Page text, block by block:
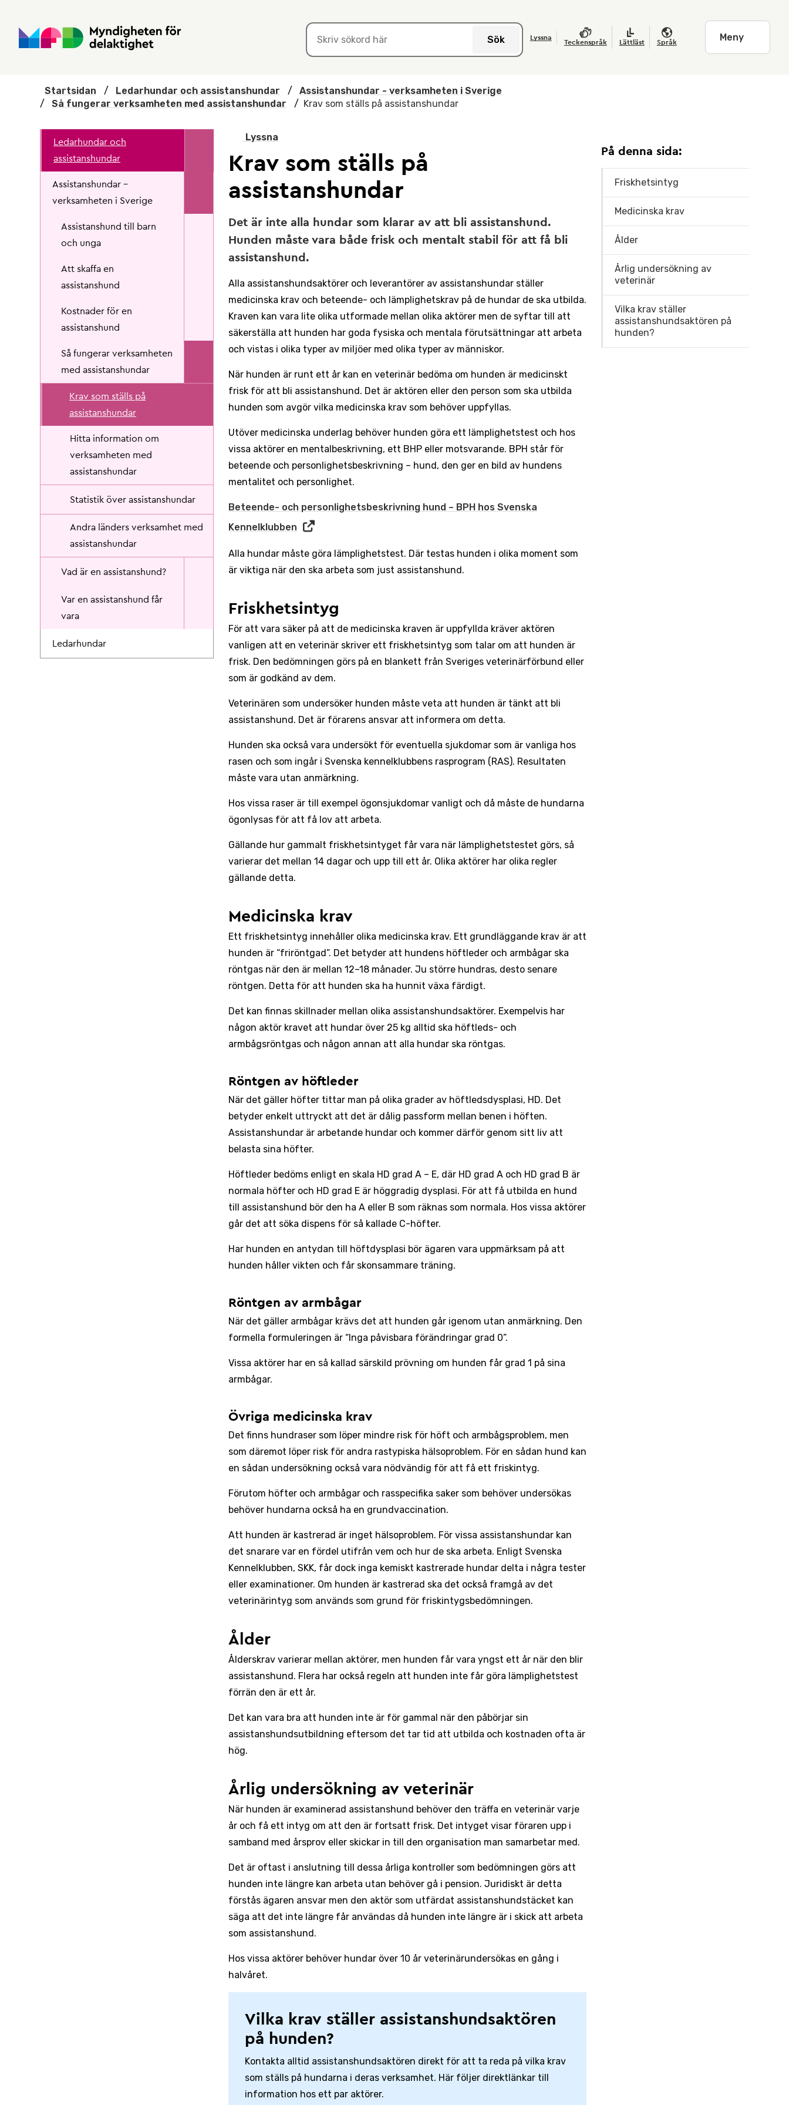
Sök Lyssna
Teckenspråk Lättläst Språk Meny
Startsidan / Ledarhundar och assistanshundar /
Assistanshundar - verksamheten i Sverige
/
Så fungerar verksamheten med assistanshundar / Krav som ställs på assistanshundar
Ledarhundar och
assistanshundar
Assistanshundar -
verksamheten i Sverige
Assistanshund till barn
och unga
Att skaffa en
assistanshund
Kostnader för en
assistanshund
Så fungerar verksamheten
med assistanshundar
Krav som ställs på
assistanshundar
Hitta information om
verksamheten med
assistanshundar
Statistik över assistanshundar
Andra länders verksamhet med
assistanshundar
Vad är en assistanshund?
Var en assistanshund får
vara
Ledarhundar
Lyssna
Krav som ställs på
assistanshundar
Det är inte alla hundar som klarar av att bli assistanshund.
Hunden måste vara både frisk och mentalt stabil för att få bli
assistanshund.
Alla assistanshundsaktörer och leverantörer av assistanshundar ställer
medicinska krav och beteende- och lämplighetskrav på de hundar de ska utbilda.
Kraven kan vara lite olika utformade mellan olika aktörer men de syftar till att
säkerställa att hunden har goda fysiska och mentala förutsättningar att arbeta
och vistas i olika typer av miljöer med olika typer av människor.
När hunden är runt ett år kan en veterinär bedöma om hunden är medicinskt
frisk för att bli assistanshund. Det är aktören eller den person som ska utbilda
hunden som avgör vilka medicinska krav som behöver uppfyllas.
Utöver medicinska underlag behöver hunden göra ett lämplighetstest och hos
vissa aktörer en mentalbeskrivning, ett BHP eller motsvarande. BPH står för
beteende och personlighetsbeskrivning – hund, den ger en bild av hundens
mentalitet och personlighet.
Beteende- och personlighetsbeskrivning hund – BPH hos Svenska
Kennelklubben
Alla hundar måste göra lämplighetstest. Där testas hunden i olika moment som
är viktiga när den ska arbeta som just assistanshund.
Friskhetsintyg
För att vara säker på att de medicinska kraven är uppfyllda kräver aktören
vanligen att en veterinär skriver ett friskhetsintyg som talar om att hunden är
frisk. Den bedömningen görs på en blankett från Sveriges veterinärförbund eller
som är godkänd av dem.
Veterinären som undersöker hunden måste veta att hunden är tänkt att bli
assistanshund. Det är förarens ansvar att informera om detta.
Hunden ska också vara undersökt för eventuella sjukdomar som är vanliga hos
rasen och som ingår i Svenska kennelklubbens rasprogram (RAS). Resultaten
måste vara utan anmärkning.
Hos vissa raser är till exempel ögonsjukdomar vanligt och då måste de hundarna
ögonlysas för att få lov att arbeta.
Gällande hur gammalt friskhetsintyget får vara när lämplighetstestet görs, så
varierar det mellan 14 dagar och upp till ett år. Olika aktörer har olika regler
gällande detta.
Medicinska krav
Ett friskhetsintyg innehåller olika medicinska krav. Ett grundläggande krav är att
hunden är “friröntgad”. Det betyder att hundens höftleder och armbågar ska
röntgas när den är mellan 12–18 månader. Ju större hundras, desto senare
röntgen. Detta för att hunden ska ha hunnit växa färdigt.
Det kan finnas skillnader mellan olika assistanshundsaktörer. Exempelvis har
någon aktör kravet att hundar över 25 kg alltid ska höftleds- och
armbågsröntgas och någon annan att alla hundar ska röntgas.
Röntgen av höftleder
När det gäller höfter tittar man på olika grader av höftledsdysplasi, HD. Det
betyder enkelt uttryckt att det är dålig passform mellan benen i höften.
Assistanshundar är arbetande hundar och kommer därför genom sitt liv att
belasta sina höfter.
Höftleder bedöms enligt en skala HD grad A – E, där HD grad A och HD grad B är
normala höfter och HD grad E är höggradig dysplasi. För att få utbilda en hund
till assistanshund bör den ha A eller B som räknas som normala. Hos vissa aktörer
går det att söka dispens för så kallade C-höfter.
Har hunden en antydan till höftdysplasi bör ägaren vara uppmärksam på att
hunden håller vikten och får skonsammare träning.
Röntgen av armbågar
När det gäller armbågar krävs det att hunden går igenom utan anmärkning. Den
formella formuleringen är “Inga påvisbara förändringar grad 0”.
Vissa aktörer har en så kallad särskild prövning om hunden får grad 1 på sina
armbågar.
Övriga medicinska krav
Det finns hundraser som löper mindre risk för höft och armbågsproblem, men
som däremot löper risk för andra rastypiska hälsoproblem. För en sådan hund kan
en sådan undersökning också vara nödvändig för att få ett friskintyg.
Förutom höfter och armbågar och rasspecifika saker som behöver undersökas
behöver hundarna också ha en grundvaccination.
Att hunden är kastrerad är inget hälsoproblem. För vissa assistanshundar kan
det snarare var en fördel utifrån vem och hur de ska arbeta. Enligt Svenska
Kennelklubben, SKK, får dock inga kemiskt kastrerade hundar delta i några tester
eller examinationer. Om hunden är kastrerad ska det också framgå av det
veterinärintyg som används som grund för friskintygsbedömningen.
Ålder
Ålderskrav varierar mellan aktörer, men hunden får vara yngst ett år när den blir
assistanshund. Flera har också regeln att hunden inte får göra lämplighetstest
förrän den är ett år.
Det kan vara bra att hunden inte är för gammal när den påbörjar sin
assistanshundsutbildning eftersom det tar tid att utbilda och kostnaden ofta är
hög.
Årlig undersökning av veterinär
När hunden är examinerad assistanshund behöver den träffa en veterinär varje
år och få ett intyg om att den är fortsatt frisk. Det intyget visar föraren upp i
samband med årsprov eller skickar in till den organisation man samarbetar med.
Det är oftast i anslutning till dessa årliga kontroller som bedömningen görs att
hunden inte längre kan arbeta utan behöver gå i pension. Juridiskt är detta
förstås ägaren ansvar men den aktör som utfärdat assistanshundstäcket kan
säga att det inte längre får användas då hunden inte längre är i skick att arbeta
som assistanshund.
Hos vissa aktörer behöver hundar över 10 år veterinärundersökas en gång i
halvåret.
Vilka krav ställer assistanshundsaktören
på hunden?
Kontakta alltid assistanshundsaktören direkt för att ta reda på vilka krav
som ställs på hundarna i deras verksamhet. Här följer direktlänkar till
information hos ett par aktörer.
På denna sida:
Friskhetsintyg
Medicinska krav
Ålder
Årlig undersökning av
veterinär
Vilka krav ställer
assistanshundsaktören på
hunden?